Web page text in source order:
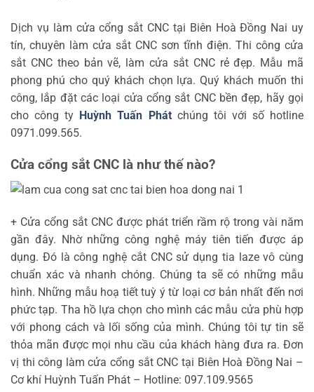
Dịch vụ làm cửa cổng sắt CNC tại Biên Hoà Đồng Nai uy
tín, chuyên làm cửa sắt CNC sơn tĩnh điện. Thi công cửa
sắt CNC theo bản vẽ, làm cửa sắt CNC rẻ đẹp. Mẫu mã
phong phú cho quý khách chọn lựa. Quý khách muốn thi
công, lắp đặt các loại cửa cổng sắt CNC bền đẹp, hãy gọi
cho công ty Huỳnh Tuấn Phátchúng tôi với số hotline
0971.099.565.
Cửa cổng sắt CNC là như thế nào?
+ Cửa cổng sắt CNC được phát triển rầm rộ trong vài năm
gần đây. Nhờ những công nghệ máy tiên tiến được áp
dụng. Đó là công nghệ cắt CNC sử dụng tia laze vô cùng
chuẩn xác và nhanh chóng. Chúng ta sẽ có những mẫu
hình. Những mẫu hoạ tiết tuỳ ý từ loại cơ bản nhất đến nơi
phức tạp. Tha hồ lựa chọn cho mình các mẫu cửa phù hợp
với phong cách và lối sống của mình. Chúng tôi tự tin sẽ
thỏa mãn được mọi nhu cầu của khách hàng đưa ra. Đơn
vị thi công làm cửa cổng sắt CNC tại Biên Hoà Đồng Nai –
Cơ khí Huỳnh Tuấn Phát – Hotline: 097.109.9565